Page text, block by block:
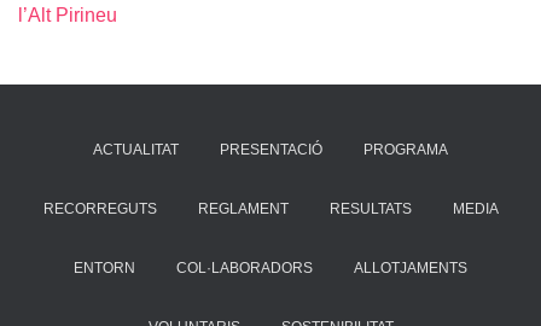
l’Alt Pirineu
ACTUALITAT PRESENTACIÓ PROGRAMA
RECORREGUTS REGLAMENT RESULTATS MEDIA
ENTORN COL·LABORADORS ALLOTJAMENTS